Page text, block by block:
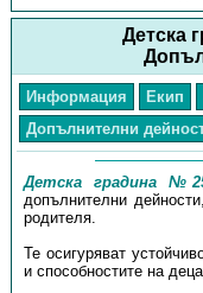
Детска
Информация Екип
Допълнителни
Детска градина
допълнителни
родителя.
Те осигуряват
и способностите на